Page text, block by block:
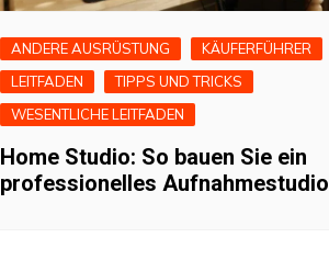
ANDERE AUSRÜSTUNG
KÄUFERFÜHRER
LEITFADEN
TIPPS UND TRICKS
WESENTLICHE LEITFADEN
Home Studio: So bauen Sie ein
professionelles Aufnahmestudio